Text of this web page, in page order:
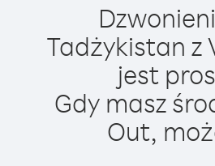
Tadżykistan z
jest
Gdy masz
Out,